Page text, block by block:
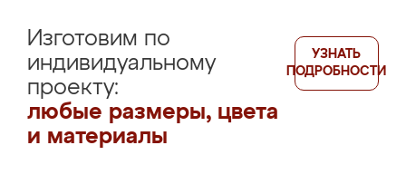
Изготовим по
индивидуальному
проекту:
любые размеры, цвета
и материалы
УЗНАТЬ
ПОДРОБНОСТИ